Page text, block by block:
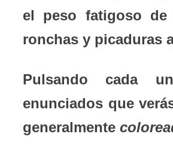
el peso fatigoso
ronchas y picaduras
Pulsando cada
enunciados que
generalmente